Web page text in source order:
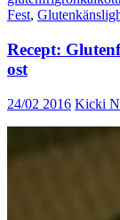
Fest,
Recept:
ost
24/02 2016 Kicki